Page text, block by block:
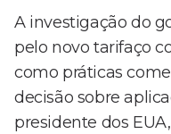
A investigação do
pelo novo tarifaço
como práticas
decisão sobre
presidente dos